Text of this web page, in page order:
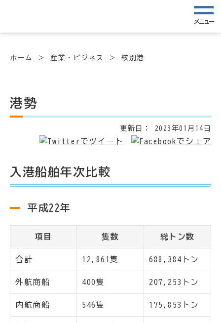
メニュー
ホーム 産業・ビジネス 紋別港
港勢
更新日： 2023年01月14日
入港船舶年次比較
平成22年
項目 隻数 総トン数
合計 12,861隻 688,384トン
外航商船 400隻 207,253トン
内航商船 546隻 175,853トン